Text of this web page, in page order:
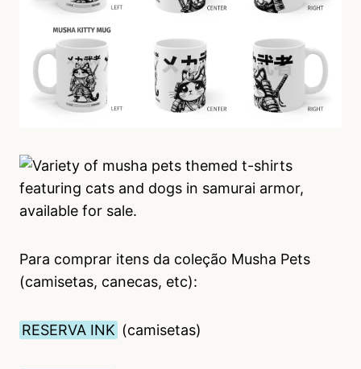
Para comprar itens da coleção Musha Pets
(camisetas, canecas, etc):
RESERVA INK (camisetas)